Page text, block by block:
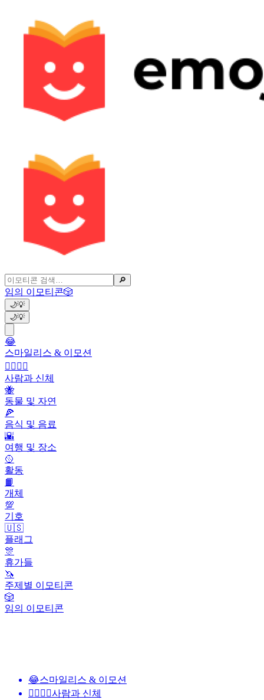
🔎
임의 이모티콘🎲
🌙💡
🌙💡
😂
스마일리스 & 이모션
👩‍❤️‍💋‍👨
사람과 신체
🐝
동물 및 자연
🍕
음식 및 음료
🌇
여행 및 장소
🥎
활동
📙
개체
💯
기호
🇺🇸
플래그
🎊
휴가들
🦄
주제별 이모티콘
🎲
임의 이모티콘
😂스마일리스 & 이모션
👩‍❤️‍💋‍👨사람과 신체